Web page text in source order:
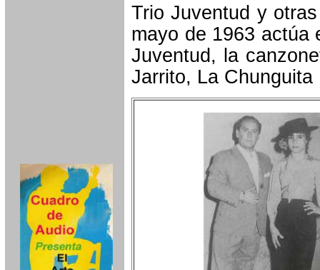
Trio Juventud y
mayo de 1963 actúa
Juventud, la
Jarrito, La